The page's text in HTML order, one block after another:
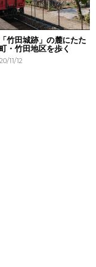
竹田城跡」の麓にたた
・竹田地区を歩く
11/12